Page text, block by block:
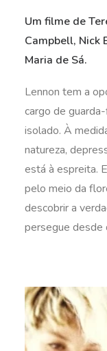
Um filme de
Campbell, Nick
Maria de Sá.
Lennon tem a
cargo de
isolado. À
natureza,
está à espreita.
pelo meio da
descobrir a
persegue desde